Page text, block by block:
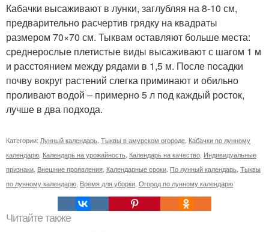
Кабачки высаживают в лунки, заглубляя на 8-10 см,
предварительно расчертив грядку на квадраты
размером 70×70 см. Тыквам оставляют больше места:
среднерослые плетистые виды высаживают с шагом 1 м
и расстоянием между рядами в 1,5 м. После посадки
почву вокруг растений слегка приминают и обильно
проливают водой – примерно 5 л под каждый росток,
лучше в два подхода.
Категории: Лунный календарь Тыквы в амурском огороде Кабачки по лунному
календарю Календарь на урожайность Календарь на качество Индивидуальные
признаки Внешние проявления Календарные сроки По лунный календарь Тыквы
по лунному календарю Время для уборки Огород по лунному календарю
Читайте также